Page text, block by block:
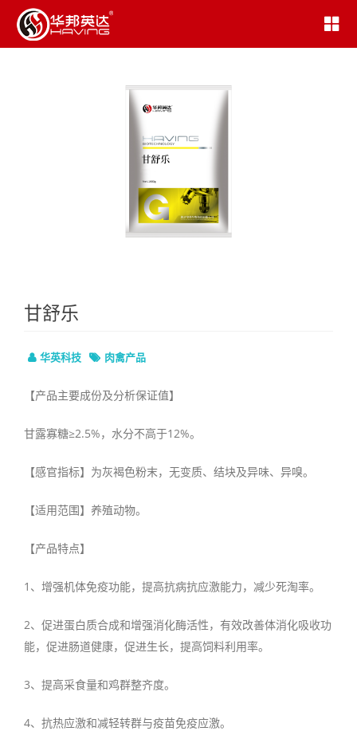
甘舒乐
华英科技 肉禽产品
【产品主要成份及分析保证值】
甘露寡糖≥2.5%，水分不高于12%。
【感官指标】为灰褐色粉末，无变质、结块及异味、异嗅。
【适用范围】养殖动物。
【产品特点】
1、增强机体免疫功能，提高抗病抗应激能力，减少死淘率。
2、促进蛋白质合成和增强消化酶活性，有效改善体消化吸收功
能，促进肠道健康，促进生长，提高饲料利用率。
3、提高采食量和鸡群整齐度。
4、抗热应激和减轻转群与疫苗免疫应激。